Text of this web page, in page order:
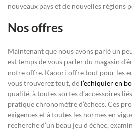
nouveaux pays et de nouvelles régions
Nos offres
Maintenant que nous avons parlé un
est temps de vous parler du magasin
notre offre. Kaoori offre tout pour les
vous trouverez tout, de l’echiquier en
qualité, à toutes sortes d’accessoires
pratique chronomètre d’échecs. Ces
exigences et à toutes les normes en
recherche d’un beau jeu d échec,